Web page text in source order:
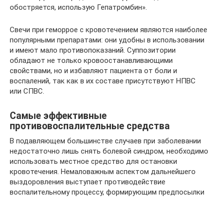
обостряется, использую Гепатромбин».
Свечи при геморрое с кровотечением являются наиболее
популярными препаратами: они удобны в использовании
и имеют мало противопоказаний. Суппозитории
обладают не только кровоостанавливающими
свойствами, но и избавляют пациента от боли и
воспалений, так как в их составе присутствуют НПВС
или СПВС.
Самые эффективные
противовоспалительные средства
В подавляющем большинстве случаев при заболевании
недостаточно лишь снять болевой синдром, необходимо
использовать местное средство для остановки
кровотечения. Немаловажным аспектом дальнейшего
выздоровления выступает противодействие
воспалительному процессу, формирующим предпосылки